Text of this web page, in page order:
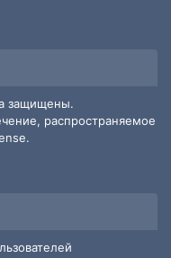
защищены.
распространяемое
.